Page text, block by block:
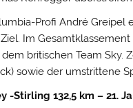
Profi André Greipel
Im
britischen Team Sky.
sowie der umstrittene
Stirling 132,5 km – 21.